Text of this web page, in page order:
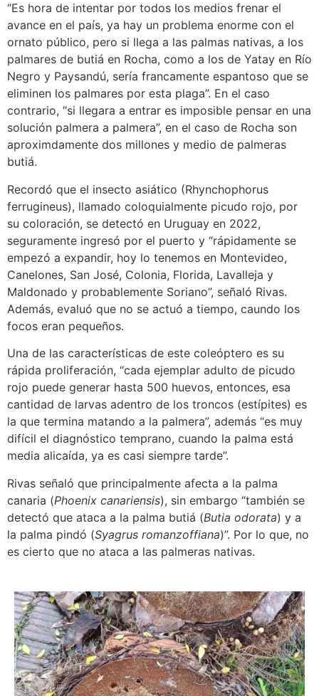
“Es hora de intentar por todos los medios frenar el
avance en el país, ya hay un problema enorme con el
ornato público, pero si llega a las palmas nativas, a los
palmares de butiá en Rocha, como a los de Yatay en Río
Negro y Paysandú, sería francamente espantoso que se
eliminen los palmares por esta plaga”. En el caso
contrario, “si llegara a entrar es imposible pensar en una
solución palmera a palmera”, en el caso de Rocha son
aproximdamente dos millones y medio de palmeras
butiá.
Recordó que el insecto asiático (Rhynchophorus
ferrugineus), llamado coloquialmente picudo rojo, por
su coloración, se detectó en Uruguay en 2022,
seguramente ingresó por el puerto y “rápidamente se
empezó a expandir, hoy lo tenemos en Montevideo,
Canelones, San José, Colonia, Florida, Lavalleja y
Maldonado y probablemente Soriano”, señaló Rivas.
Además, evaluó que no se actuó a tiempo, caundo los
focos eran pequeños.
Una de las características de este coleóptero es su
rápida proliferación, “cada ejemplar adulto de picudo
rojo puede generar hasta 500 huevos, entonces, esa
cantidad de larvas adentro de los troncos (estípites) es
la que termina matando a la palmera”, además “es muy
difícil el diagnóstico temprano, cuando la palma está
media alicaída, ya es casi siempre tarde”.
Rivas señaló que principalmente afecta a la palma
canaria (Phoenix canariensis), sin embargo “también se
detectó que ataca a la palma butiá (Butia odorata) y a
la palma pindó (Syagrus romanzoffiana)”. Por lo que, no
es cierto que no ataca a las palmeras nativas.